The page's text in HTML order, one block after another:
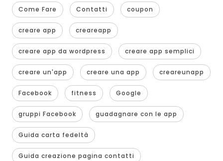
Come Fare Contatti coupon
creare app creareapp
creare app da wordpress creare app semplici
creare un'app creare una app creareunapp
Facebook fitness Google
gruppi Facebook guadagnare con le app
Guida carta fedeltà
Guida creazione pagina contatti